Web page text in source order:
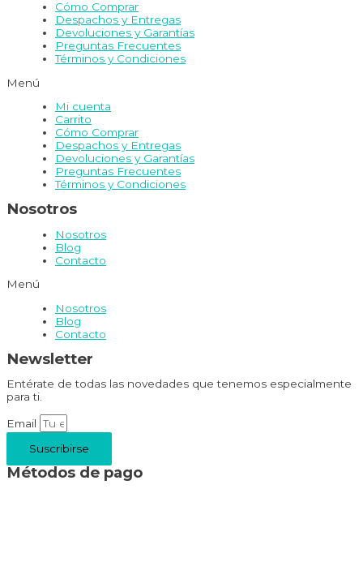
Cómo Comprar
Despachos y Entregas
Devoluciones y Garantías
Preguntas Frecuentes
Términos y Condiciones
Menú
Mi cuenta
Carrito
Cómo Comprar
Despachos y Entregas
Devoluciones y Garantías
Preguntas Frecuentes
Términos y Condiciones
Nosotros
Nosotros
Blog
Contacto
Menú
Nosotros
Blog
Contacto
Newsletter
Entérate de todas las novedades que tenemos especialmente
para ti.
Email
Suscribirse
Métodos de pago